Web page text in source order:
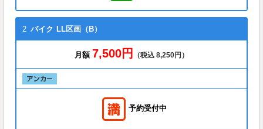
2 バイク LL区画（B）
月額 7,500円 （税込 8,250円）
予約受付中